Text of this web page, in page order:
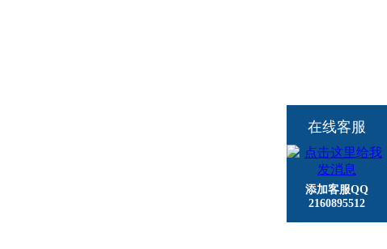
在线客服
添加客服QQ
2160895512